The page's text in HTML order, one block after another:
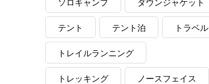
ソロキャンプ ダウンジャケット
テント テント泊 トラベル
トレイルランニング
トレッキング ノースフェイス